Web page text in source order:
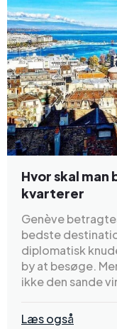
Hvor skal man
kvarterer
Genève
bedste
diplomatisk
by at besøge.
ikke den sande
Læs også